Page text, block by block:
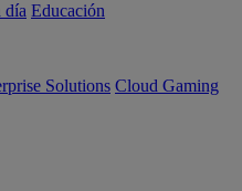
día Educación
Solutions Cloud Gaming